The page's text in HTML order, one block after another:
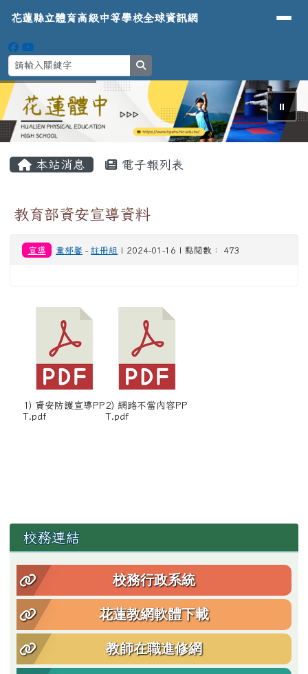
花蓮縣立體育高級中等學校全球資
導覽列
花蓮縣立體育高級中等學校全球資訊網
⏸
本站消息 電子報列表
教育部資安宣導資料
宣導 童郁馨 -註冊組 | 2024-01-16 | 點閱數： 473
1) 資安防護宣導PP
T.pdf
2) 網路不當內容PP
T.pdf
左邊區域內容
校務連結
校務行政系統
花蓮教網軟體下載
教師在職進修網